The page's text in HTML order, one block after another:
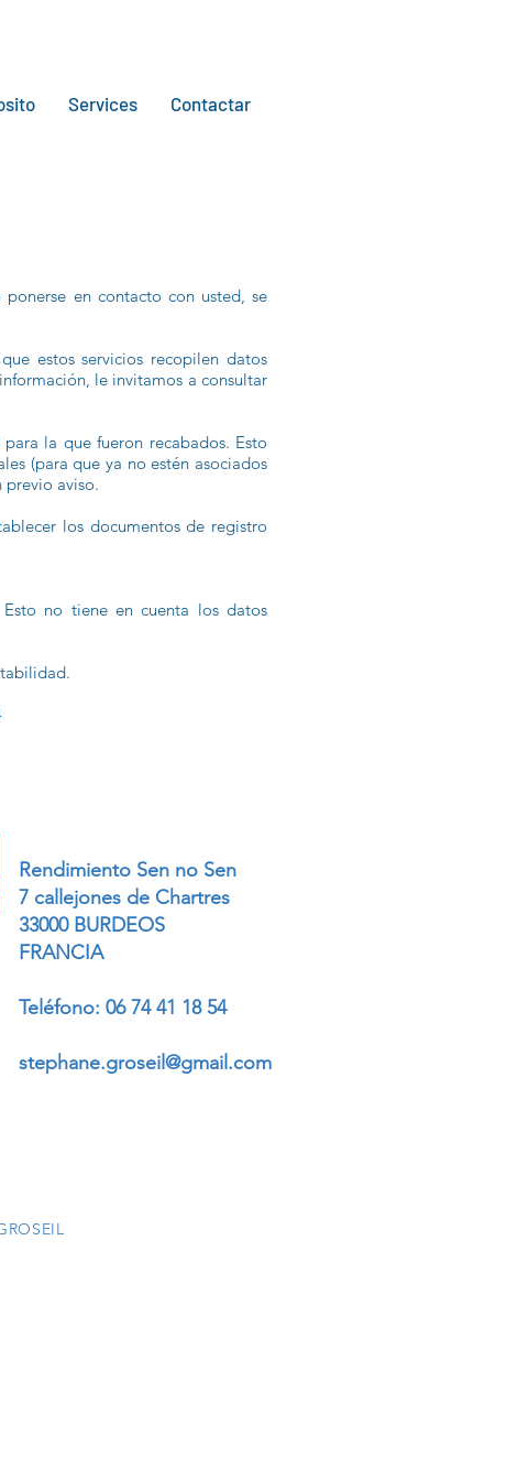
Services Contactar
en contacto con usted, se
estos servicios recopilen datos
le invitamos a consultar
la que fueron recabados. Esto
(para que ya no estén asociados
previo aviso.
los documentos de registro
no tiene en cuenta los datos
Rendimiento Sen no Sen
7 callejones de Chartres
33000 BURDEOS
FRANCIA
Teléfono: 06 74 41 18 54​
stephane.groseil@gmail.com